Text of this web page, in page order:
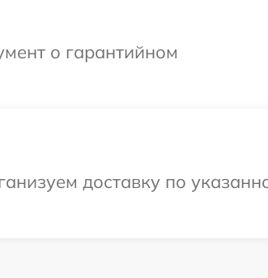
о гарантийном
доставку по